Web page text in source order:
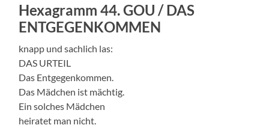
Hexagramm 44. GOU / DAS
ENTGEGENKOMMEN
knapp und sachlich las:
DAS URTEIL
Das Entgegenkommen.
Das Mädchen ist mächtig.
Ein solches Mädchen
heiratet man nicht.